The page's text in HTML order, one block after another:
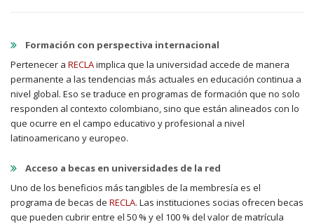
Formación con perspectiva internacional
Pertenecer a RECLAimplica que la universidad accede de manera
permanente a las tendencias más actuales en educación continua a
nivel global. Eso se traduce en programas de formación que no solo
responden al contexto colombiano, sino que están alineados con lo
que ocurre en el campo educativo y profesional a nivel
latinoamericano y europeo.
Acceso a becas en universidades de la red
Uno de los beneficios más tangibles de la membresía es el
programa de becas de RECLA. Las instituciones socias ofrecen becas
que pueden cubrir entre el 50 % y el 100 % del valor de matrícula